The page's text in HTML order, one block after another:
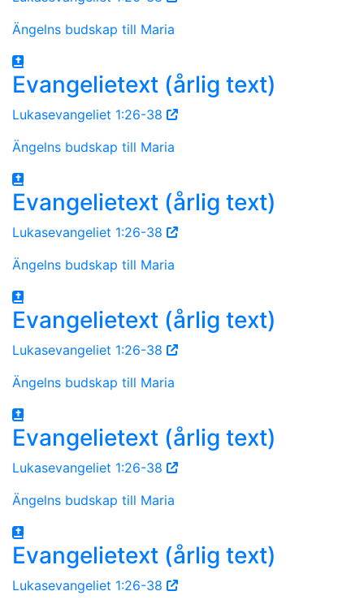
Ängelns budskap till Maria
Evangelietext (årlig text)
Lukasevangeliet 1:26-38
Ängelns budskap till Maria
Evangelietext (årlig text)
Lukasevangeliet 1:26-38
Ängelns budskap till Maria
Evangelietext (årlig text)
Lukasevangeliet 1:26-38
Ängelns budskap till Maria
Evangelietext (årlig text)
Lukasevangeliet 1:26-38
Ängelns budskap till Maria
Evangelietext (årlig text)
Lukasevangeliet 1:26-38